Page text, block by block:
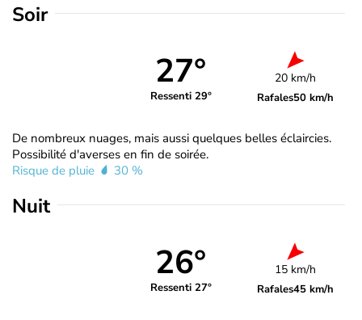
Soir
27°
Ressenti 29°
20 km/h
Rafales50 km/h
De nombreux nuages, mais aussi quelques belles éclaircies.
Possibilité d'averses en fin de soirée.
Risque de pluie
30 %
Nuit
26°
Ressenti 27°
15 km/h
Rafales45 km/h